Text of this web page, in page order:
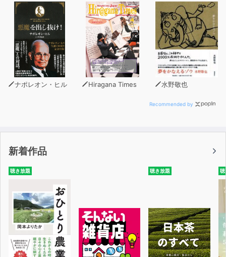
（C） 2025 Kotoko （P） TO Books.
ナポレオン・ヒル Hiragana Times 水野敬也
Recommended by
新着作品
聴き放題 聴き放題 聴